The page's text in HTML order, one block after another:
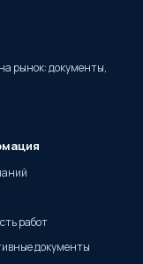
рынок: документы,
работ
документы